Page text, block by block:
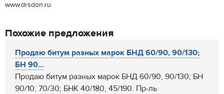
www.drsdon.ru
Похожие предложения
Продаю битум разных марок БНД 60/90, 90/130;
БН 90...
Продаю битум разных марок БНД 60/90, 90/130; БН
90/10, 70/30; БНК 40/180, 45/190. Пр-ль